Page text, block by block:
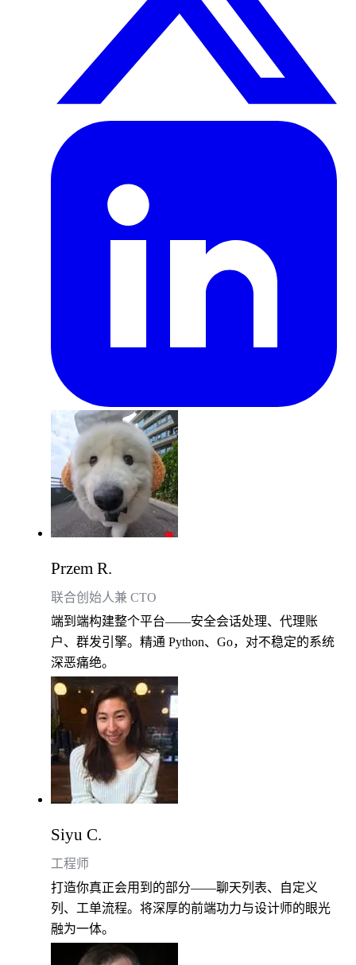
Przem R.
联合创始人兼 CTO
端到端构建整个平台——安全会话处理、代理账
户、群发引擎。精通 Python、Go，对不稳定的系统
深恶痛绝。
Siyu C.
工程师
打造你真正会用到的部分——聊天列表、自定义
列、工单流程。将深厚的前端功力与设计师的眼光
融为一体。